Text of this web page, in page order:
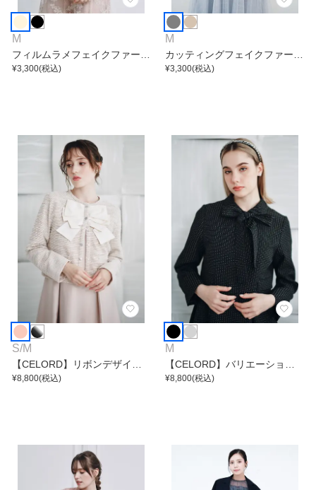
M
フィルムラメフェイクファージ
ャケット
¥3,300(税込)
M
カッティングフェイクファージ
ャケット
¥3,300(税込)
S/M
【CELORD】リボンデザイン
ジャケット
¥8,800(税込)
M
【CELORD】バリエーション
リボンショートジャケット
¥8,800(税込)